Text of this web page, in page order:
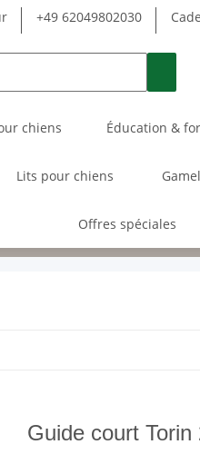
+49 62049802030
chiens Éducation &
Lits pour chiens
Offres spéciales
Guide court Torin